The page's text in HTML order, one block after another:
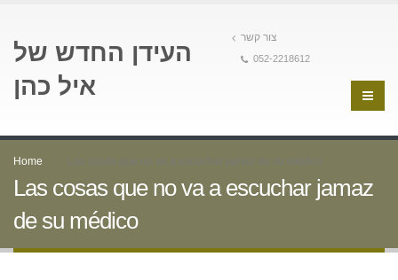
העידן החדש של
איל כהן
צור קשר
052-2218612
Home Las cosas que no va a escuchar jamaz de su médico
Las cosas que no va a escuchar jamaz
de su médico